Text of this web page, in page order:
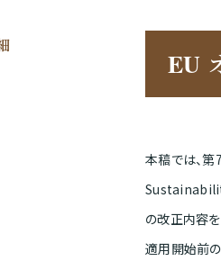
EU
本稿では、第
Sustainability
の改正内容を
適用開始前